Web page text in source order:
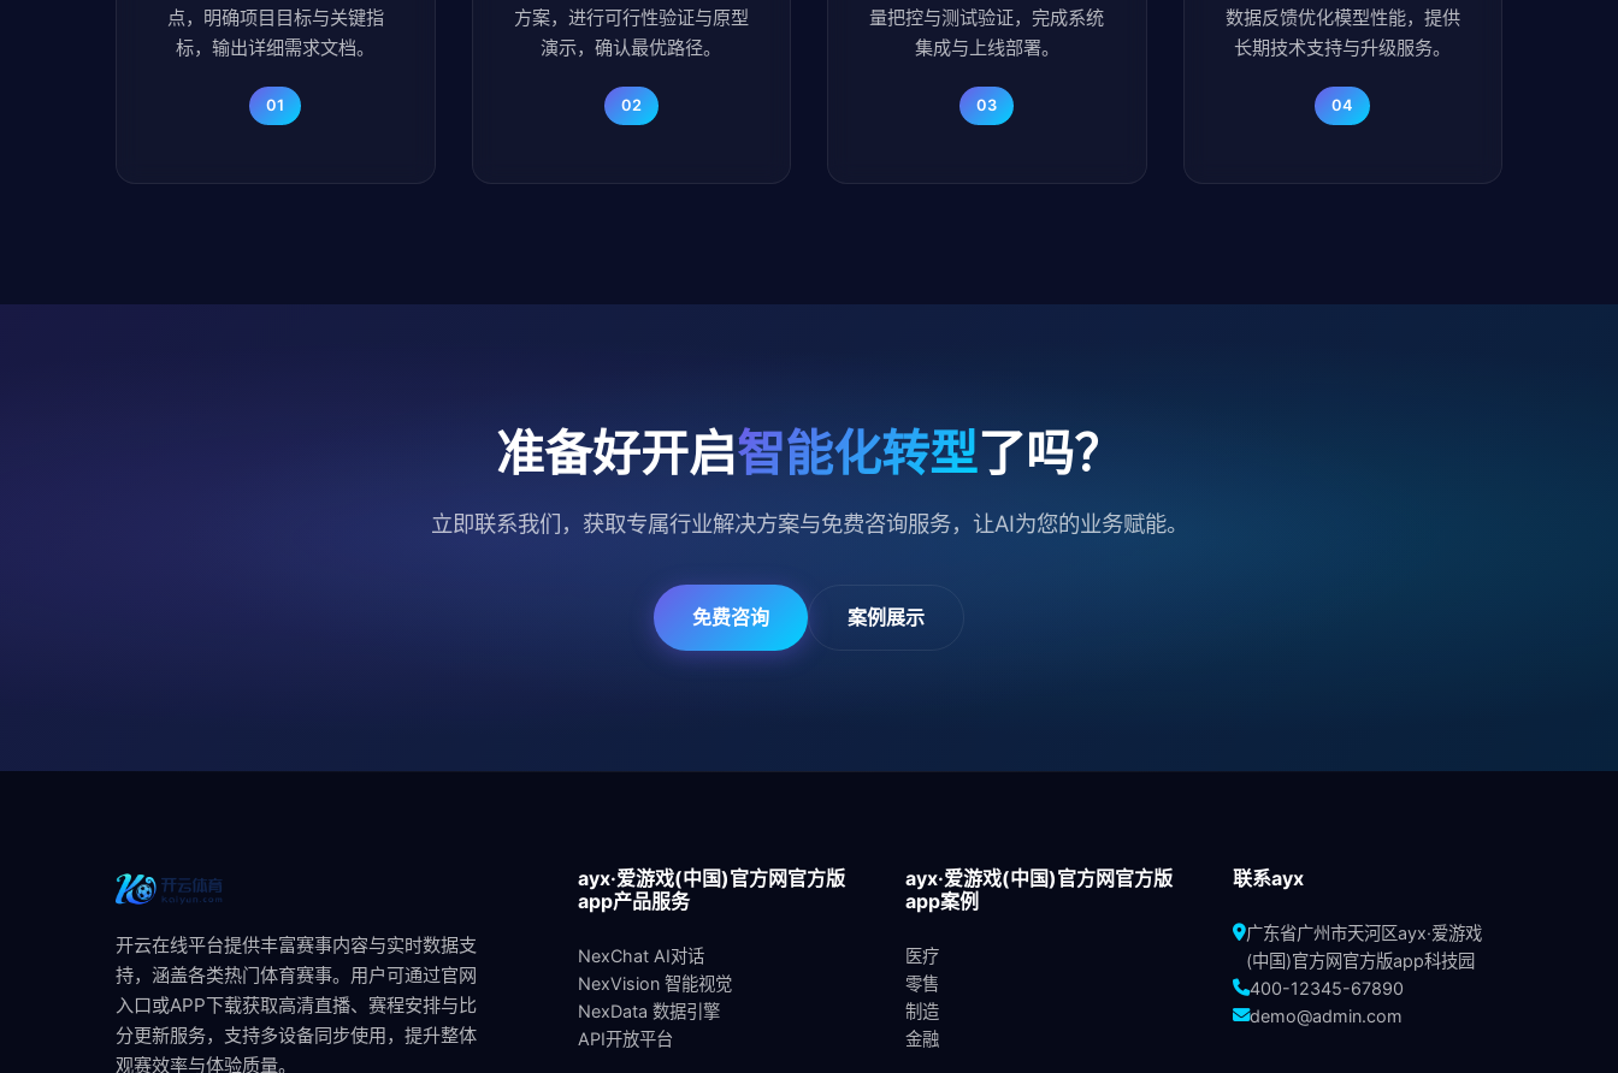
点，明确项目目标与关键指
标，输出详细需求文档。
01
方案，进行可行性验证与原型
演示，确认最优路径。
02
量把控与测试验证，完成系统
集成与上线部署。
03
数据反馈优化模型性能，提供
长期技术支持与升级服务。
04
准备好开启智能化转型了吗？
立即联系我们，获取专属行业解决方案与免费咨询服务，让AI为您的业务赋能。
免费咨询 案例展示
开云在线平台提供丰富赛事内容与实时数据支
持，涵盖各类热门体育赛事。用户可通过官网
入口或APP下载获取高清直播、赛程安排与比
分更新服务，支持多设备同步使用，提升整体
观赛效率与体验质量。
ayx·爱游戏(中国)官方网官方版
app产品服务
NexChat AI对话
NexVision 智能视觉
NexData 数据引擎
API开放平台
ayx·爱游戏(中国)官方网官方版
app案例
医疗
零售
制造
金融
联系ayx
广东省广州市天河区ayx·爱游戏
(中国)官方网官方版app科技园
400-12345-67890
demo@admin.com